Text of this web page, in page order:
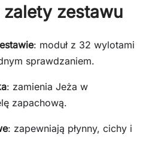
zestawu
: moduł z 32 wylotami
sprawdzaniem.
: zamienia Jeża w
zapachową.
: zapewniają płynny, cichy i